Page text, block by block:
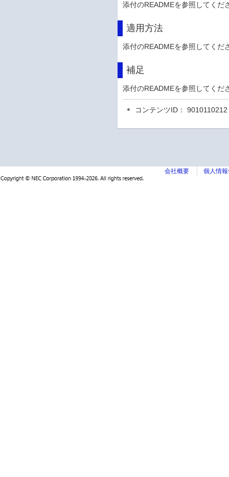
添付のREADMEを参照してくだ
適用方法
添付のREADMEを参照してくだ
補足
添付のREADMEを参照してくだ
コンテンツID： 9010110212
会社概要 個人情